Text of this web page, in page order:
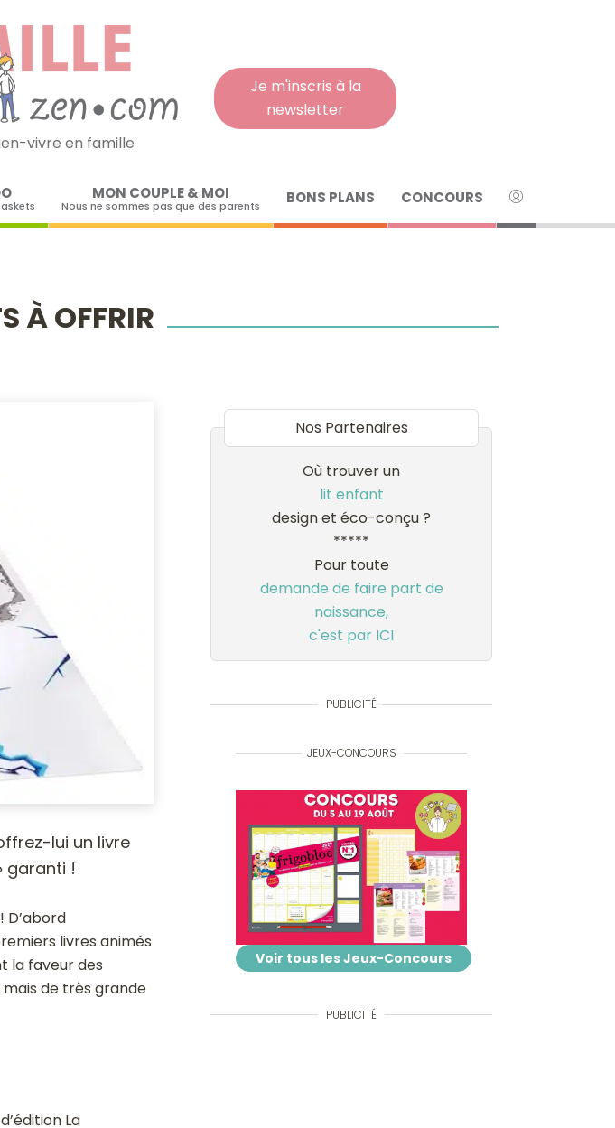
Je m'inscris à la
newsletter
vivre en famille
MON COUPLE & MOI
Nous ne sommes pas que des parents BONS PLANS CONCOURS
À OFFRIR
lui un livre
garanti !
D’abord
livres animés
la faveur des
de très grande
La
Nos Partenaires
Où trouver un
lit enfant
design et éco-conçu ?
*****
Pour toute
demande de faire part de
naissance,
c'est par ICI
PUBLICITÉ
JEUX-CONCOURS
Voir tous les Jeux-Concours
PUBLICITÉ